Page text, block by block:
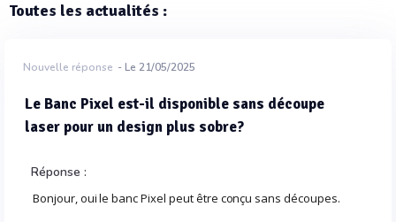
Toutes les actualités :
Nouvelle réponse - Le 21/05/2025
Le Banc Pixel est-il disponible sans découpe
laser pour un design plus sobre?
Réponse :
Bonjour, oui le banc Pixel peut être conçu sans découpes.